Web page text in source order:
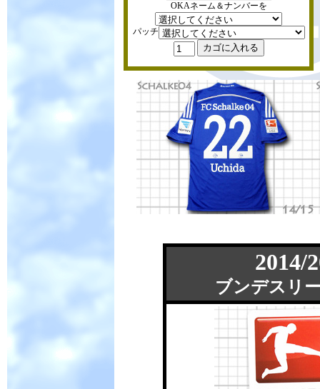
OKAネーム＆ナンバーを
パッチ
2014/
ブンデスリ